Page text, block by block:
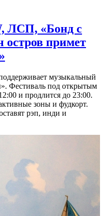
ЛСП, «Бонд с
остров примет
музыкальный
Фестиваль под открытым
и продлится до 23:00.
зоны и фудкорт.
рэп, инди и